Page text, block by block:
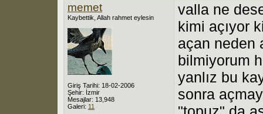
memet
Kaybettik, Allah rahmet eylesin
Giriş Tarihi: 18-02-2006
Şehir: İzmir
Mesajlar: 13,948
Galeri: 11
valla ne
kimi açıyor
açan neden
bilmiyorum
yanlız bu
sonra